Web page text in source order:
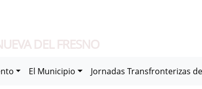
DEL FRESNO
El Municipio Jornadas Transfronterizas